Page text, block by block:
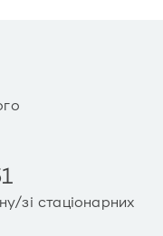
зі стаціонарних